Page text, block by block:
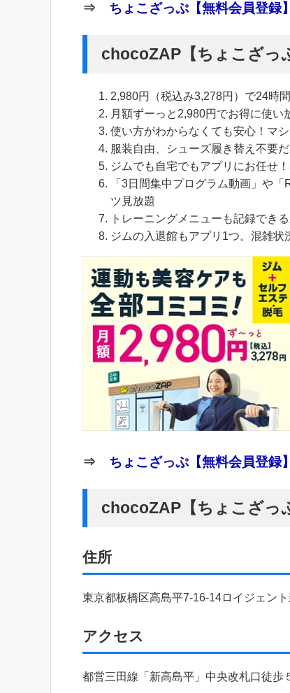
⇒ ちょこざっぷ【無料会員登録
chocoZAP【ちょこざっ
2,980円（税込み3,278円）で24時
月額ずーっと2,980円でお得に使い
使い方がわからなくても安心！マ
服装自由、シューズ履き替え不要
ジムでも自宅でもアプリにお任せ
「3日間集中プログラム動画」や
ツ見放題
トレーニングメニューも記録でき
ジムの入退館もアプリ1つ。混雑
⇒ ちょこざっぷ【無料会員登録
chocoZAP【ちょこざっ
住所
東京都板橋区高島平7-16-14ロイジェン
アクセス
都営三田線「新高島平」中央改札口徒歩